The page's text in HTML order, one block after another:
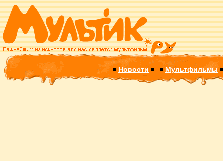
Новости Мультфильмы